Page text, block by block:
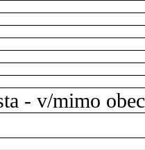
- v/mimo obec